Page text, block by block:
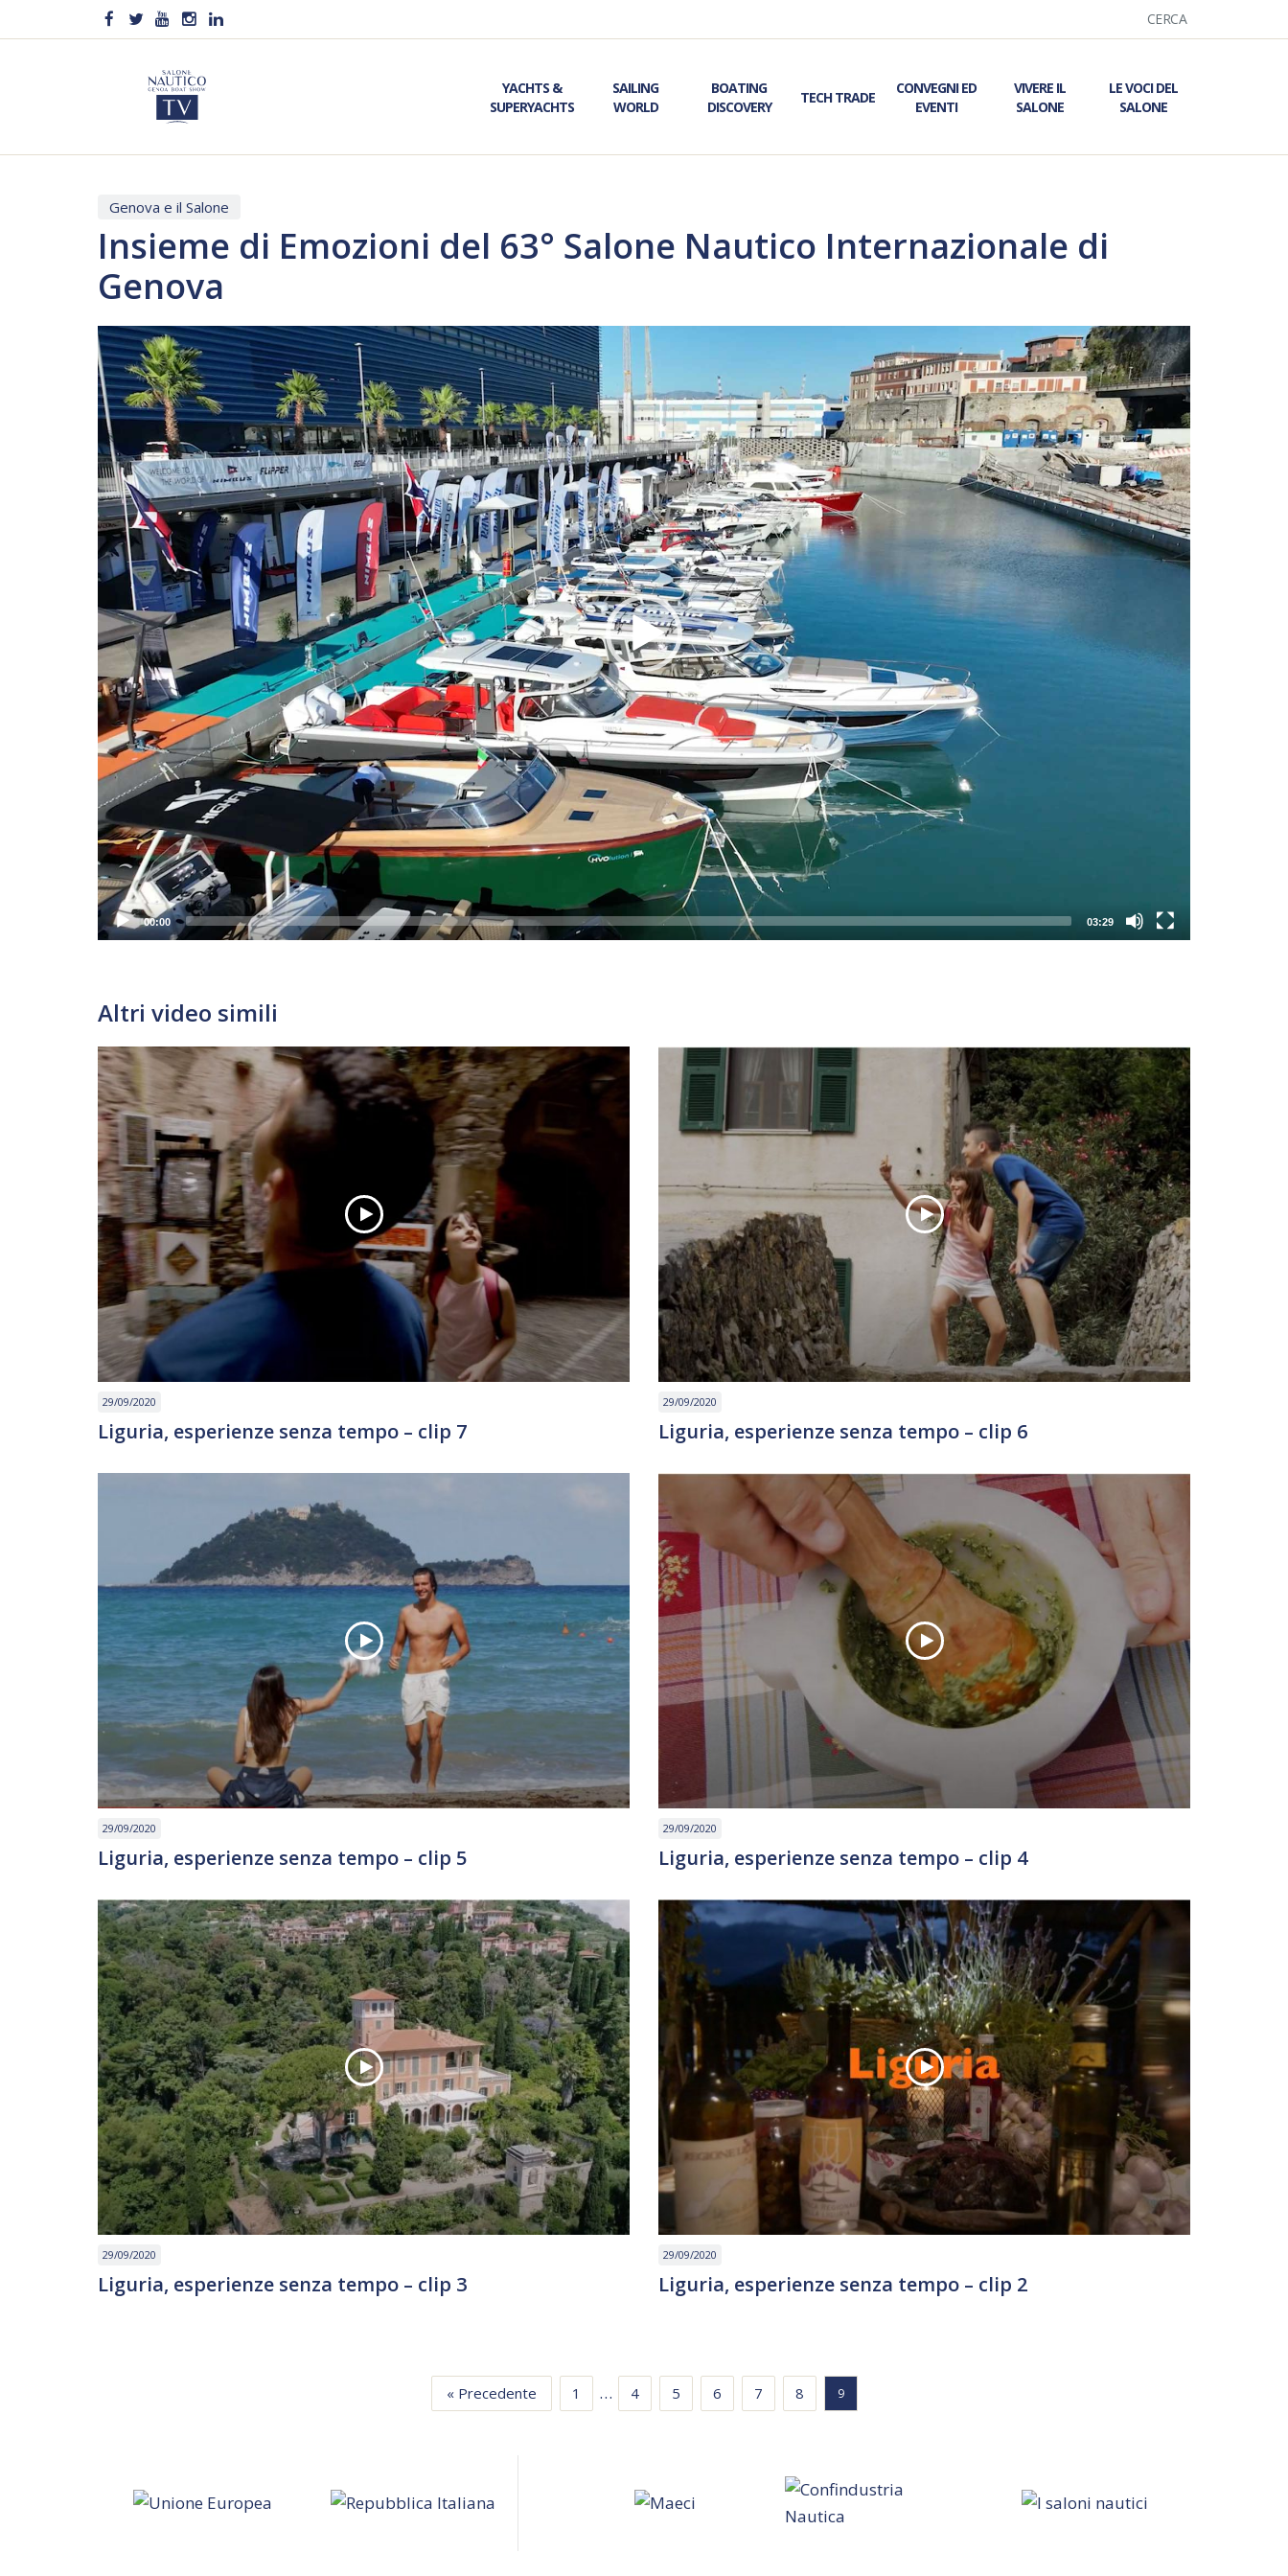
CERCA
YACHTS &
SUPERYACHTS
SAILING
WORLD
BOATING
DISCOVERY
TECH TRADE
CONVEGNI ED
EVENTI
VIVERE IL
SALONE
LE VOCI DEL
SALONE
Genova e il Salone
Insieme di Emozioni del 63° Salone Nautico Internazionale di
Genova
Video
Player
00:00 03:29
Altri video simili
29/09/2020
Liguria, esperienze senza tempo – clip 7
29/09/2020
Liguria, esperienze senza tempo – clip 6
29/09/2020
Liguria, esperienze senza tempo – clip 5
29/09/2020
Liguria, esperienze senza tempo – clip 4
29/09/2020
Liguria, esperienze senza tempo – clip 3
29/09/2020
Liguria, esperienze senza tempo – clip 2
« Precedente 1 … 4 5 6 7 8 9